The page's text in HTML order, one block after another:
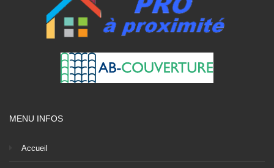
MENU INFOS
Accueil